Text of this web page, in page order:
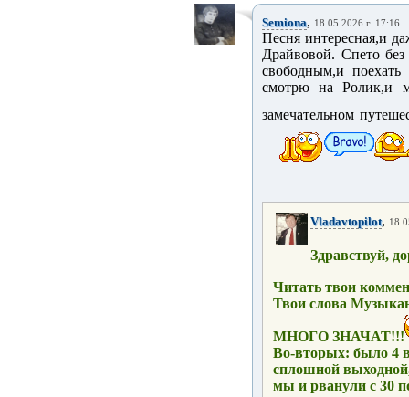
Semiona, 18.05.2026 г. 17:16
Песня интересная,и
Драйвовой. Спето
свободным,и
смотрю на Ролик,и
замечательном
Vladavtopilot,
Здравствуй,
Читать твои
Твои слова
МНОГО ЗНАЧАТ!!!
Во-вторых: было 4
сплошной
мы и рванули с 30